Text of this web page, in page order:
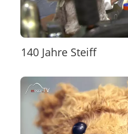
140 Jahre Steiff